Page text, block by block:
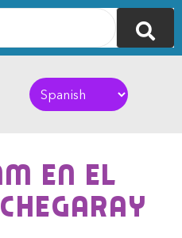
en el